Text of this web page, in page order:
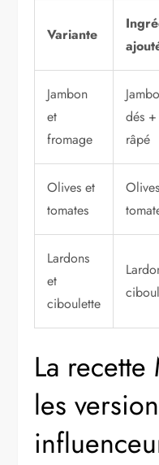
Variante
Jambon
et
fromage
dés
râpé
Olives et
tomates
Lardons
et
ciboulette
La
les